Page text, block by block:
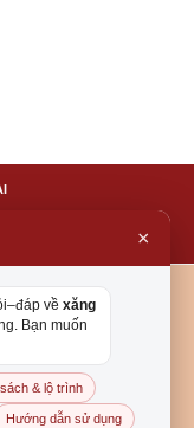
×
về xăng
Bạn muốn
& lộ trình
Hướng dẫn sử dụng